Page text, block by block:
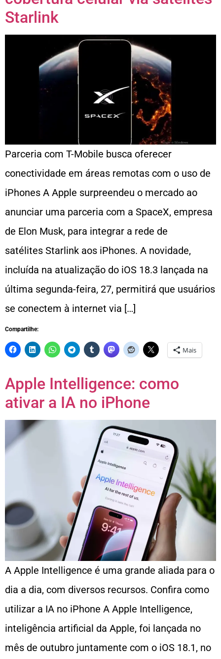
Starlink
Parceria com T-Mobile busca oferecer
conectividade em áreas remotas com o uso de
iPhones A Apple surpreendeu o mercado ao
anunciar uma parceria com a SpaceX, empresa
de Elon Musk, para integrar a rede de
satélites Starlink aos iPhones. A novidade,
incluída na atualização do iOS 18.3 lançada na
última segunda-feira, 27, permitirá que usuários
se conectem à internet via […]
Compartilhe:
Mais
Apple Intelligence: como
ativar a IA no iPhone
A Apple Intelligence é uma grande aliada para o
dia a dia, com diversos recursos. Confira como
utilizar a IA no iPhone A Apple Intelligence,
inteligência artificial da Apple, foi lançada no
mês de outubro juntamente com o iOS 18.1, no